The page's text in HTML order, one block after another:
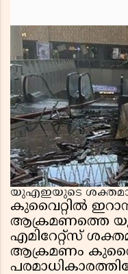
യുഎഇയുടെ
കുവൈറ്റിൽ
ആക്രമണത്തെ
എമിറേറ്റ്സ്
ആക്രമണം